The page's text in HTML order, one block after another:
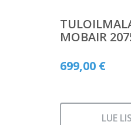
MOBAIR
699,00 €
LUE